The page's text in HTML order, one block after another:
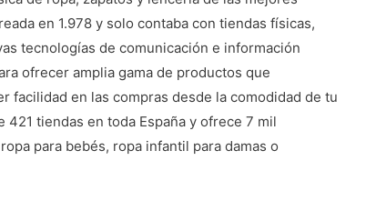
en 1.978 y solo contaba con tiendas físicas,
tecnologías de comunicación e información
ofrecer amplia gama de productos que
facilidad en las compras desde la comodidad de tu
421 tiendas en toda España y ofrece 7 mil
para bebés, ropa infantil para damas o